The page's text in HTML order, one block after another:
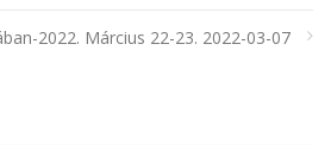
2022. Március 22-23. 2022-03-07